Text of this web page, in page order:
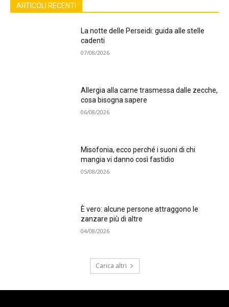
ARTICOLI RECENTI
La notte delle Perseidi: guida alle stelle
cadenti
07/08/2026
Allergia alla carne trasmessa dalle zecche,
cosa bisogna sapere
06/08/2026
Misofonia, ecco perché i suoni di chi
mangia vi danno così fastidio
05/08/2026
È vero: alcune persone attraggono le
zanzare più di altre
04/08/2026
Carica altri